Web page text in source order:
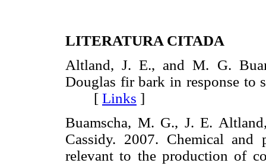
LITERATURA CITADA
Altland, J. E., and M. G.
Douglas fir bark in response to
[ Links ]
Buamscha, M. G., J. E.
Cassidy. 2007. Chemical
relevant to the production of